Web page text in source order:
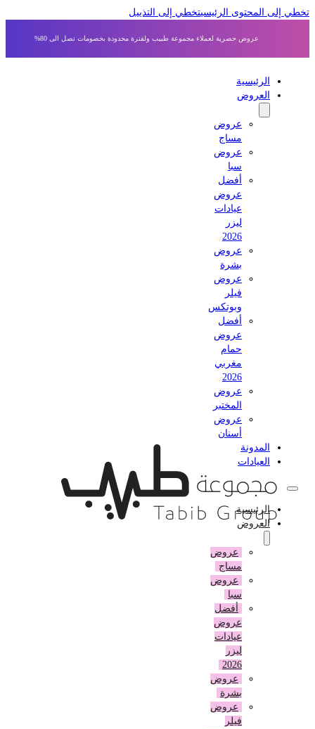
إلى المحتوى الرئيسي تخطي إلى التذييل
عروض حصرية لعملاء مجموعة طبيب ولفترة محدودة بخصومات تصل الى 80%
الرئيسية
العروض
عروض
مساج
عروض
أفضل
عروض
عيادات
2026
عروض
بشرة
عروض
وبوتكس
أفضل
عروض
حمام
مغربي
2026
عروض
المختبر
عروض
أسنان
المدونة
العيادات
الرئيسية
العروض
عروض
مساج
عروض
أفضل
عروض
عيادات
2026
عروض
بشرة
عروض